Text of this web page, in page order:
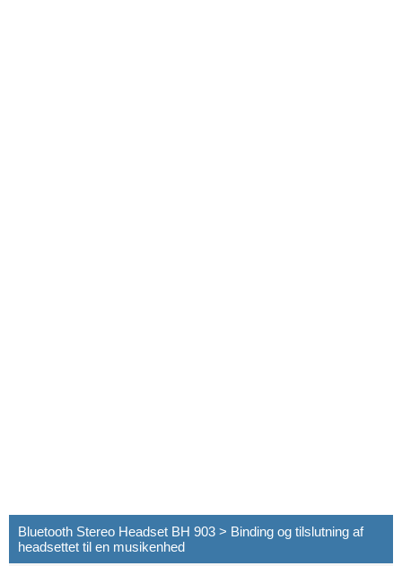
Bluetooth Stereo Headset BH 903 > Binding og tilslutning af
headsettet til en musikenhed